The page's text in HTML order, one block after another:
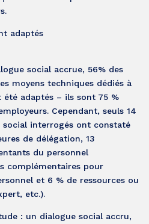
adaptés
social accrue, 56% des
moyens techniques dédiés à
été adaptés – ils sont 75 %
Cependant, seuls 14
social interrogés ont constaté
de délégation, 13
du personnel
complémentaires pour
et 6 % de ressources ou
etc.).
: un dialogue social accru,